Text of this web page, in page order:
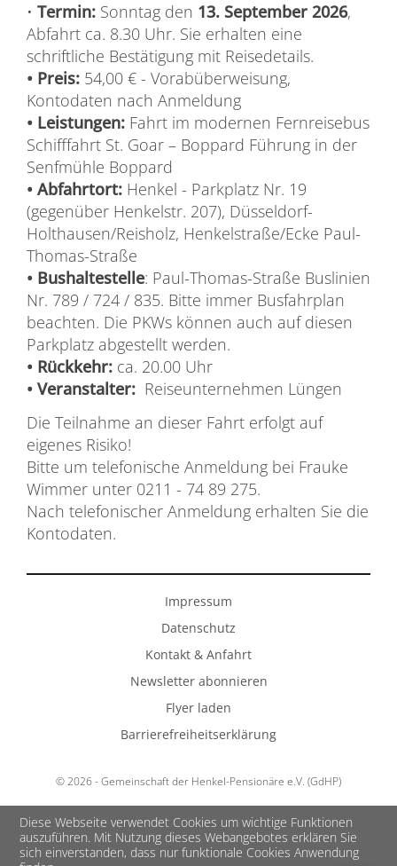
• Termin: Sonntag den 13. September 2026,
Abfahrt ca. 8.30 Uhr. Sie erhalten eine
schriftliche Bestätigung mit Reisedetails.
• Preis: 54,00 € - Vorabüberweisung,
Kontodaten nach Anmeldung
• Leistungen: Fahrt im modernen Fernreisebus
Schifffahrt St. Goar – Boppard Führung in der
Senfmühle Boppard
• Abfahrtort: Henkel - Parkplatz Nr. 19
(gegenüber Henkelstr. 207), Düsseldorf-
Holthausen/Reisholz, Henkelstraße/Ecke Paul-
Thomas-Straße
• Bushaltestelle: Paul-Thomas-Straße Buslinien
Nr. 789 / 724 / 835. Bitte immer Busfahrplan
beachten. Die PKWs können auch auf diesen
Parkplatz abgestellt werden.
• Rückkehr: ca. 20.00 Uhr
• Veranstalter: Reiseunternehmen Lüngen
Die Teilnahme an dieser Fahrt erfolgt auf
eigenes Risiko!
Bitte um telefonische Anmeldung bei Frauke
Wimmer unter 0211 - 74 89 275.
Nach telefonischer Anmeldung erhalten Sie die
Kontodaten.
Impressum
Datenschutz
Kontakt & Anfahrt
Newsletter abonnieren
Flyer laden
Barrierefreiheitserklärung
© 2026 - Gemeinschaft der Henkel-Pensionäre e.V. (GdHP)
Diese Webseite verwendet Cookies um wichtige Funktionen
auszuführen. Mit Nutzung dieses Webangebotes erklären Sie
sich einverstanden, dass nur funktionale Cookies Anwendung